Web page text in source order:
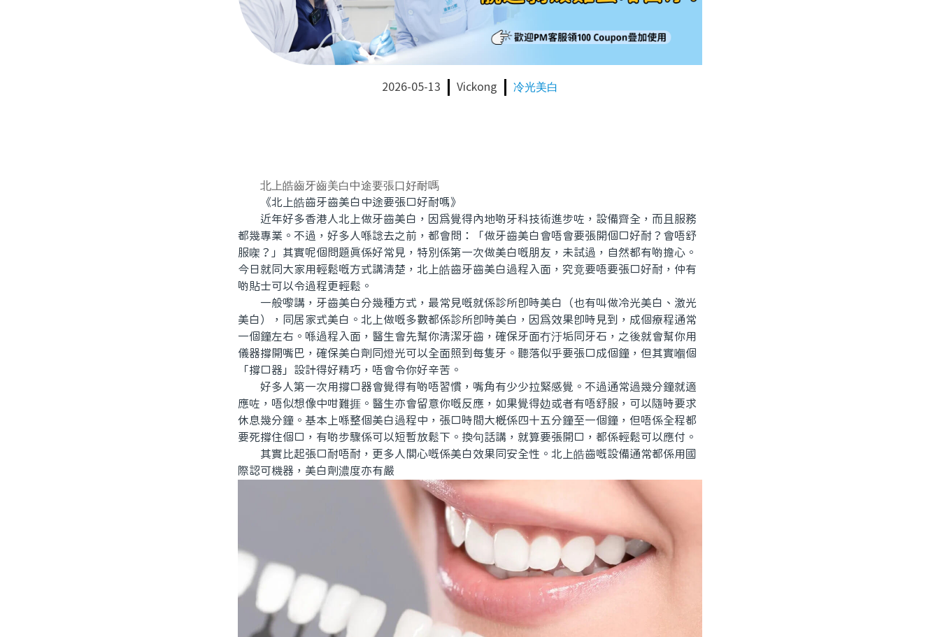
2026-05-13 Vickong 冷光美白
北上皓齒牙齒美白中途要張口好耐嗎
《北上皓齒牙齒美白中途要張口好耐嗎》
近年好多香港人北上做牙齒美白，因為覺得內地啲牙科技術進步咗，設備齊全，而且服務
都幾專業。不過，好多人喺諗去之前，都會問：「做牙齒美白會唔會要張開個口好耐？會唔舒
服㗎？」其實呢個問題真係好常見，特別係第一次做美白嘅朋友，未試過，自然都有啲擔心。
今日就同大家用輕鬆嘅方式講清楚，北上皓齒牙齒美白過程入面，究竟要唔要張口好耐，仲有
啲貼士可以令過程更輕鬆。
一般嚟講，牙齒美白分幾種方式，最常見嘅就係診所即時美白（也有叫做冷光美白、激光
美白），同居家式美白。北上做嘅多數都係診所即時美白，因為效果即時見到，成個療程通常
一個鐘左右。喺過程入面，醫生會先幫你清潔牙齒，確保牙面冇汙垢同牙石，之後就會幫你用
儀器撐開嘴巴，確保美白劑同燈光可以全面照到每隻牙。聽落似乎要張口成個鐘，但其實嗰個
「撐口器」設計得好精巧，唔會令你好辛苦。
好多人第一次用撐口器會覺得有啲唔習慣，嘴角有少少拉緊感覺。不過通常過幾分鐘就適
應咗，唔似想像中咁難捱。醫生亦會留意你嘅反應，如果覺得攰或者有唔舒服，可以隨時要求
休息幾分鐘。基本上喺整個美白過程中，張口時間大概係四十五分鐘至一個鐘，但唔係全程都
要死撐住個口，有啲步驟係可以短暫放鬆下。換句話講，就算要張開口，都係輕鬆可以應付。
其實比起張口耐唔耐，更多人關心嘅係美白效果同安全性。北上皓齒嘅設備通常都係用國
際認可機器，美白劑濃度亦有嚴